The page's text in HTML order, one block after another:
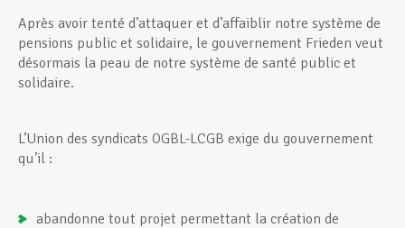
Après avoir tenté d’attaquer et d’affaiblir notre système de
pensions public et solidaire, le gouvernement Frieden veut
désormais la peau de notre système de santé public et
solidaire.
L’Union des syndicats OGBL-LCGB exige du gouvernement
qu’il :
abandonne tout projet permettant la création de